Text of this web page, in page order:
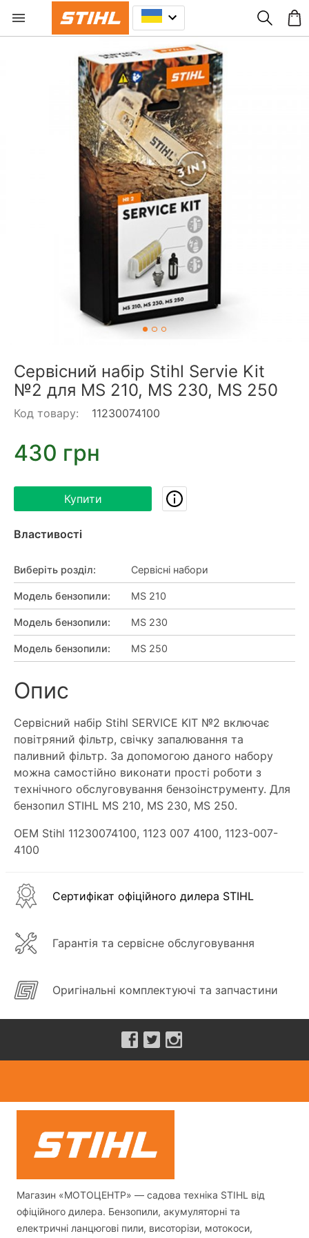
Сервісний набір Stihl Servie Kit
№2 для MS 210, MS 230, MS 250
Код товару: 11230074100
430 грн
Купити
Властивості
Виберіть розділ: Сервісні набори
Модель бензопили: MS 210
Модель бензопили: MS 230
Модель бензопили: MS 250
Опис
Сервісний набір Stihl SERVICE KIT №2 включає
повітряний фільтр, свічку запалювання та
паливний фільтр. За допомогою даного набору
можна самостійно виконати прості роботи з
технічного обслуговування бензоінструменту. Для
бензопил STIHL MS 210, MS 230, MS 250.
OEM Stihl 11230074100, 1123 007 4100, 1123-007-
4100
Сертифікат офіційного дилера STIHL
Гарантія та сервісне обслуговування
Оригінальні комплектуючі та запчастини
Магазин «МОТОЦЕНТР» — садова техніка STIHL від
офіційного дилера. Бензопили, акумуляторні та
електричні ланцюгові пили, висоторізи, мотокоси,